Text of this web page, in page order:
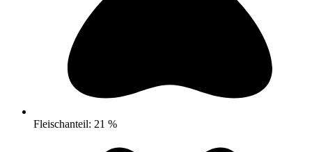
Fleischanteil: 21 %